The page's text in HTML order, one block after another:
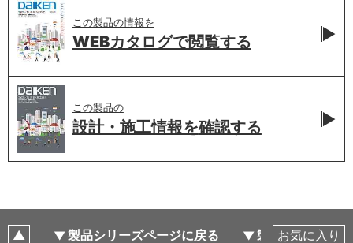
この製品の情報を
WEBカタログで閲覧する
この製品の
設計・施工情報を確認する
製品シリーズページに戻る 製品仕様
お気に入り